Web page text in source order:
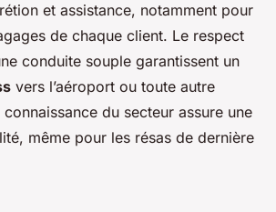
et assistance, notamment pour
de chaque client. Le respect
conduite souple garantissent un
vers l’aéroport ou toute autre
du secteur assure une
même pour les résas de dernière